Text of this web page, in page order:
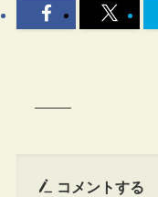
コメントする